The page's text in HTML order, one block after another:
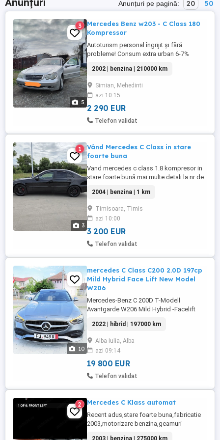
Anunțuri pe pagină: 20 50
5
3
Mercedes Benz w203 - C Class 180
Kompressor
Autoturism personal îngrijit și fără
probleme! Consum extra urban 6-7%
si ofer seriozitate! Model Classic - 145 cp
(cel mai fiabil motor) Culoare Argintiu
metalizat Culoare interior Blue Navy
Închidere centralizata Deschidere
portbagaj din telecomanda Geamuri ...
2002 | benzina | 210000 km
Simian, Mehedinti
azi 10:15
2 290 EUR
Telefon validat
3
1
Vând Mercedes C Class in stare
foarte buna
Vand mercedes c class 1.8 kompresor in
stare foarte bună mai multe detali la.nr de
2004 | benzina | 1 km
Timisoara, Timis
azi 10:00
3 200 EUR
Telefon validat
10
mercedes C Class C200 2.0D 197cp
Mild Hybrid Face Lift New Model
W206
Mercedes-Benz C 200D T-Modell
Avantgarde W206 Mild Hybrid -Facelift
Diesel + Mild-Hybrid 163+34=197cp -
Sistem electric 48V EQ Boost 34cp -
Fabricație 14.03.2022 -Km 197000 reali tuv
valabil Optiuni *Widescreen mare * Cutie
automată 9G-TRONIC (9 trepte) * Faruri ...
2022 | hibrid | 197000 km
Alba Iulia, Alba
azi 09:14
19 800 EUR
Telefon validat
2 Mercedes C Klass automat
Recent adus,stare foarte buna,fabricatie
2003,motorizare benzina,geamuri
2003 | benzina | 275000 km